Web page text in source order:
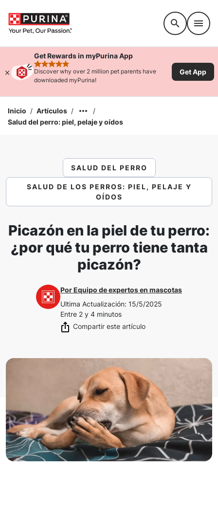
Get Rewards in myPurina App
rated 4.9 stars
Discover why over 2 million pet parents have
downloaded myPurina!
Get App
Inicio / Artículos /
/
Salud del perro: piel, pelaje y oídos
SALUD DEL PERRO
SALUD DE LOS PERROS: PIEL, PELAJE Y
OÍDOS
Picazón en la piel de tu perro:
¿por qué tu perro tiene tanta
picazón?
PorEquipo de expertos en mascotas
Ultima Actualización: 15/5/2025
Entre 2 y 4 minutos
Compartir este artículo